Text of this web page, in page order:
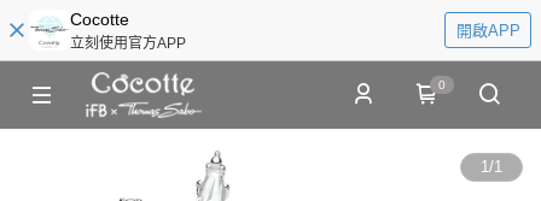
Cocotte
立刻使用官方APP
開啟APP
0
1/1